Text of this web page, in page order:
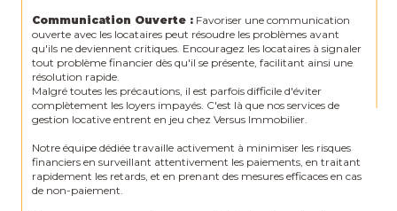
Communication Ouverte : Favoriser une communication
ouverte avec les locataires peut résoudre les problèmes avant
qu'ils ne deviennent critiques. Encouragez les locataires à signaler
tout problème financier dès qu'il se présente, facilitant ainsi une
résolution rapide.
Malgré toutes les précautions, il est parfois difficile d'éviter
complètement les loyers impayés. C'est là que nos services de
gestion locative entrent en jeu chez Versus Immobilier.
Notre équipe dédiée travaille activement à minimiser les risques
financiers en surveillant attentivement les paiements, en traitant
rapidement les retards, et en prenant des mesures efficaces en cas
de non-paiement.